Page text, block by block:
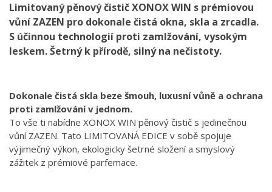
Limitovaný pěnový čistič XONOX WIN s prémiovou
vůní ZAZEN pro dokonale čistá okna, skla a zrcadla.
S účinnou technologií proti zamlžování, vysokým
leskem. Šetrný k přírodě, silný na nečistoty.
Dokonale čistá skla beze šmouh, luxusní vůně a ochrana
proti zamlžování v jednom.
To vše ti nabídne XONOX WIN pěnový čistič s jedinečnou
vůní ZAZEN. Tato LIMITOVANÁ EDICE v sobě spojuje
výjimečný výkon, ekologicky šetrné složení a smyslový
zážitek z prémiové parfemace.